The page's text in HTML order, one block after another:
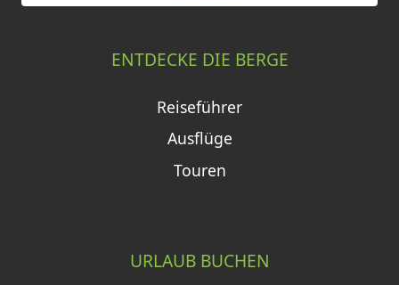
ENTDECKE DIE BERGE
Reiseführer
Ausflüge
Touren
URLAUB BUCHEN